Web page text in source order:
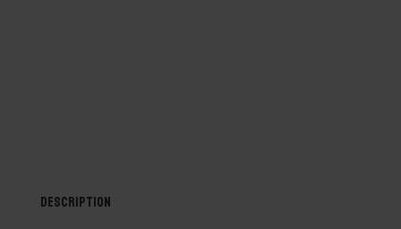
Description